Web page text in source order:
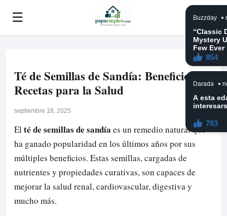
☰
Té de Semillas de Sandía: Beneficios y
Recetas para la Salud
septiembre 18, 2025
El té de semillas de sandía es un remedio natural que
ha ganado popularidad en los últimos años por sus
múltiples beneficios. Estas semillas, cargadas de
nutrientes y propiedades curativas, son capaces de
mejorar la salud renal, cardiovascular, digestiva y
mucho más.